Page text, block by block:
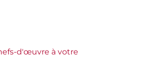
d'œuvre à votre